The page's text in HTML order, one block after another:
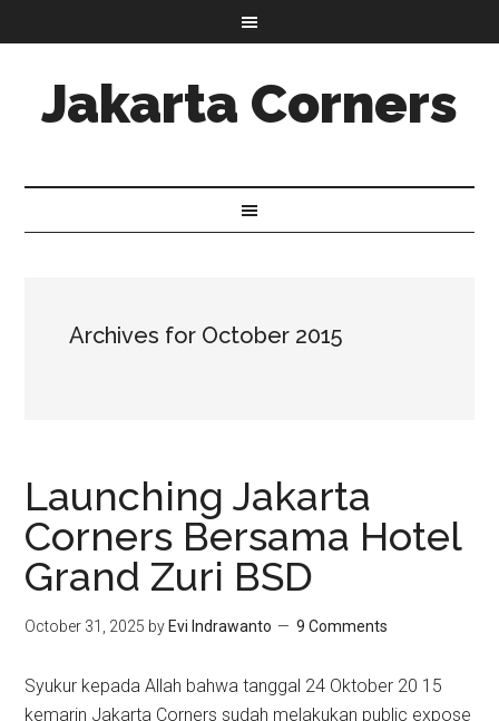
Jakarta Corners
Archives for October 2015
Launching Jakarta
Corners Bersama Hotel
Grand Zuri BSD
October 31, 2025 by Evi Indrawanto 9 Comments
Syukur kepada Allah bahwa tanggal 24 Oktober 20 15
kemarin Jakarta Corners sudah melakukan public expose